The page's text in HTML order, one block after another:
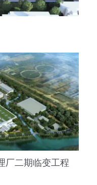
厂二期临变工程